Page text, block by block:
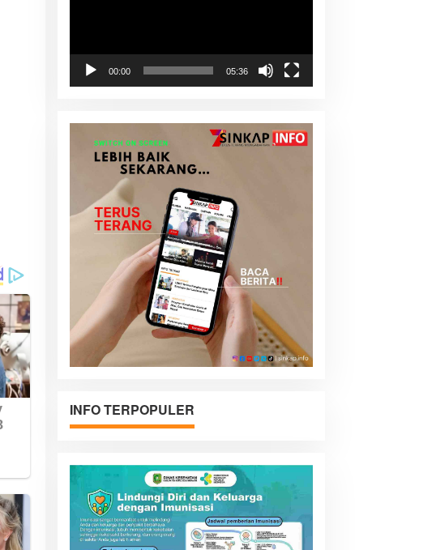
00:00 05:36
INFO TERPOPULER